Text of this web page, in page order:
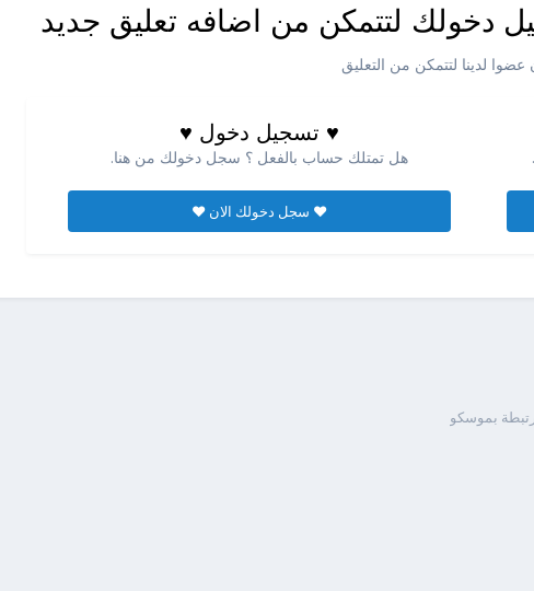
دخولك لتتمكن من اضافه تعليق جديد
لدينا لتتمكن من التعليق
♥ تسجيل دخول ♥
هل تمتلك حساب بالفعل ؟ سجل دخولك من هنا.
♥ سجل دخولك الان ♥
بموسكو